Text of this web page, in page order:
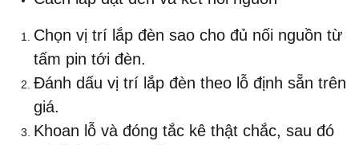
Chọn vị trí lắp đèn sao cho đủ nối nguồn từ
tấm pin tới đèn.
Đánh dấu vị trí lắp đèn theo lỗ định sẵn trên
giá.
Khoan lỗ và đóng tắc kê thật chắc, sau đó